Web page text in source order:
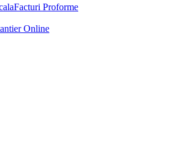
Facturi Proforme
Online